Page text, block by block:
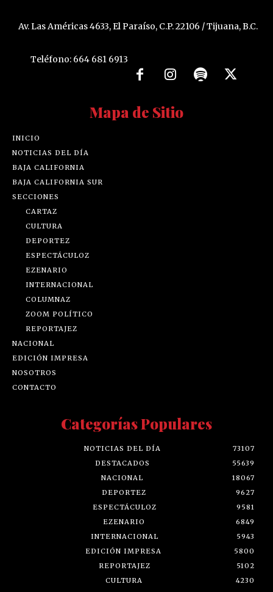
Av. Las Américas 4633, El Paraíso, C.P. 22106 / Tijuana, B.C.
Teléfono: 664 681 6913
Mapa de Sitio
INICIO
NOTICIAS DEL DÍA
BAJA CALIFORNIA
BAJA CALIFORNIA SUR
SECCIONES
CARTAZ
CULTURA
DEPORTEZ
ESPECTÁCULOZ
EZENARIO
INTERNACIONAL
COLUMNAZ
ZOOM POLÍTICO
REPORTAJEZ
NACIONAL
EDICIÓN IMPRESA
NOSOTROS
CONTACTO
Categorías Populares
NOTICIAS DEL DÍA
73107
DESTACADOS
55639
NACIONAL
18067
DEPORTEZ
9627
ESPECTÁCULOZ
9581
EZENARIO
6849
INTERNACIONAL
5943
EDICIÓN IMPRESA
5800
REPORTAJEZ
5102
CULTURA
4230